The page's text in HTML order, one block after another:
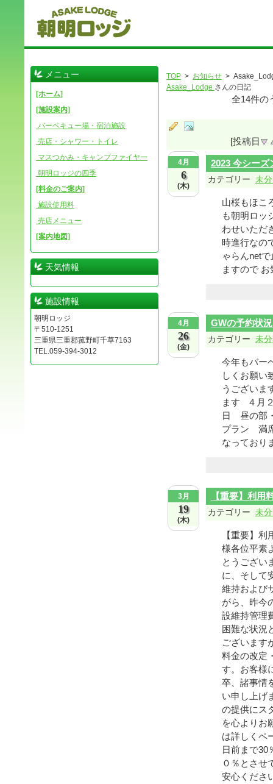
TOP > お知らせ >
Asake_Lodge さんの日記
全14件の
[投稿日
4月
6
(木)
2023 今シーズ
カテゴリー 未
山桜もほこ
も朝明ロッ
わせいただ
時進行なの
ゃらんnet
ますので
4月
26
(金)
GWの予約状
カテゴリー 未
今年もバー
しくお願い
うございま
ます ４月
日 昼の部
プラン 満
なっており
3月
19
(木)
【重要】利用
カテゴリー 未
【重要】
様各位平素
とうござい
に、そして
維持および
がら、昨今
設維持管理
困難な状況
ございます
料金の改定
す。お客様
卒、諸事情
い申し上げ
の提供にス
を心よりお
は詳しくペ
日前まで30
０％とさせ
安心くださ
メニュー
[ホーム]
[施設案内]
バーベキュー場・宿泊施設
売店・シャワー・トイレ
マスつかみ・キャンプファイヤー
朝明ロッジの四季
[料金のご案内]
施設使用料
売店メニュー
[案内地図]
天気情報
施設情報
朝明ロッジ
〒510-1251
三重県三重郡菰野町千草7163
TEL.059-394-3012